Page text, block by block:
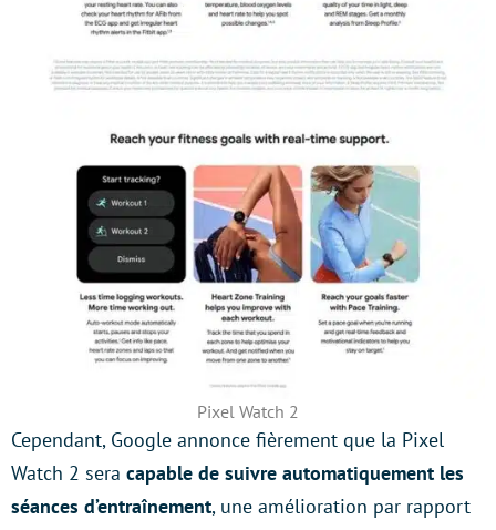
Pixel Watch 2
Cependant, Google annonce fièrement que la Pixel
Watch 2 sera capable de suivre automatiquement les
séances d’entraînement, une amélioration par rapport